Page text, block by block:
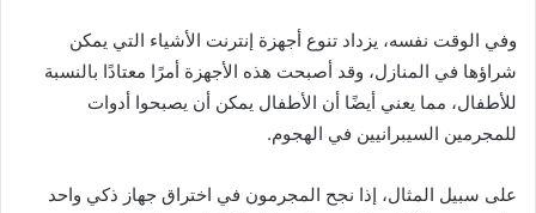
وفي الوقت نفسه، يزداد تنوع أجهزة إنترنت الأشياء التي يمكن
شراؤها في المنازل، وقد أصبحت هذه الأجهزة أمرًا معتادًا بالنسبة
للأطفال، مما يعني أيضًا أن الأطفال يمكن أن يصبحوا أدوات
للمجرمين السيبرانيين في الهجوم.
على سبيل المثال، إذا نجح المجرمون في اختراق جهاز ذكي واحد